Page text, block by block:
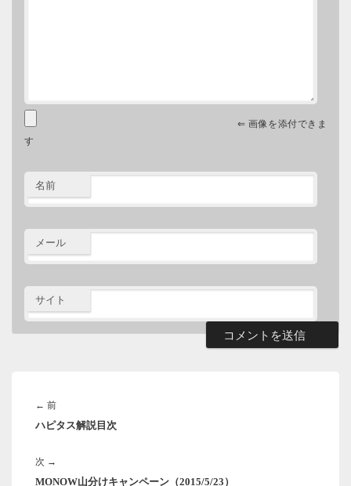
⇐ 画像を添付できま
す
名前
メール
サイト
ビ
ー
シ
← 前前
の
ハピタス解説目次
次 →
の
MONOW山分けキャンペーン（2015/5/23）